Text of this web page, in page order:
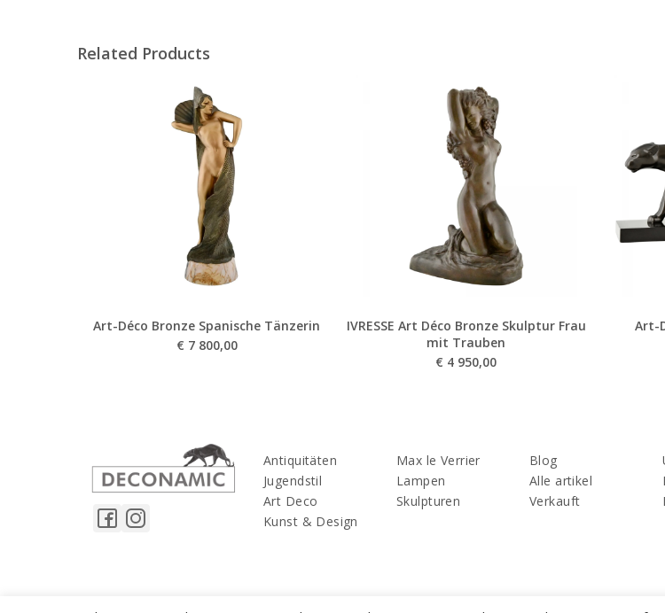
Related Products
Art-Déco Bronze Spanische Tänzerin
€ 7 800,00
IVRESSE Art Déco Bronze Skulptur Frau
mit Trauben
€ 4 950,00
Art-
Antiquitäten
Jugendstil
Art Deco
Kunst & Design
Max le Verrier
Lampen
Skulpturen
Blog
Alle artikel
Verkauft